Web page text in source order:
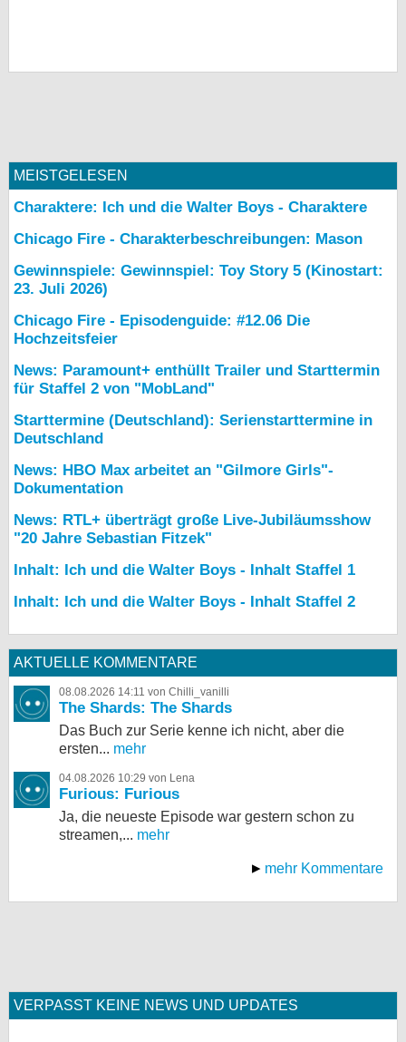
MEISTGELESEN
Charaktere: Ich und die Walter Boys - Charaktere
Chicago Fire - Charakterbeschreibungen: Mason
Gewinnspiele: Gewinnspiel: Toy Story 5 (Kinostart:
23. Juli 2026)
Chicago Fire - Episodenguide: #12.06 Die
Hochzeitsfeier
News: Paramount+ enthüllt Trailer und Starttermin
für Staffel 2 von "MobLand"
Starttermine (Deutschland): Serienstarttermine in
Deutschland
News: HBO Max arbeitet an "Gilmore Girls"-
Dokumentation
News: RTL+ überträgt große Live-Jubiläumsshow
"20 Jahre Sebastian Fitzek"
Inhalt: Ich und die Walter Boys - Inhalt Staffel 1
Inhalt: Ich und die Walter Boys - Inhalt Staffel 2
AKTUELLE KOMMENTARE
08.08.2026 14:11 von Chilli_vanilli
The Shards: The Shards
Das Buch zur Serie kenne ich nicht, aber die
ersten... mehr
04.08.2026 10:29 von Lena
Furious: Furious
Ja, die neueste Episode war gestern schon zu
streamen,... mehr
mehr Kommentare
VERPASST KEINE NEWS UND UPDATES